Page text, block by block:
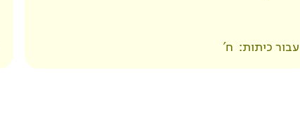
עבור כיתות: ח'